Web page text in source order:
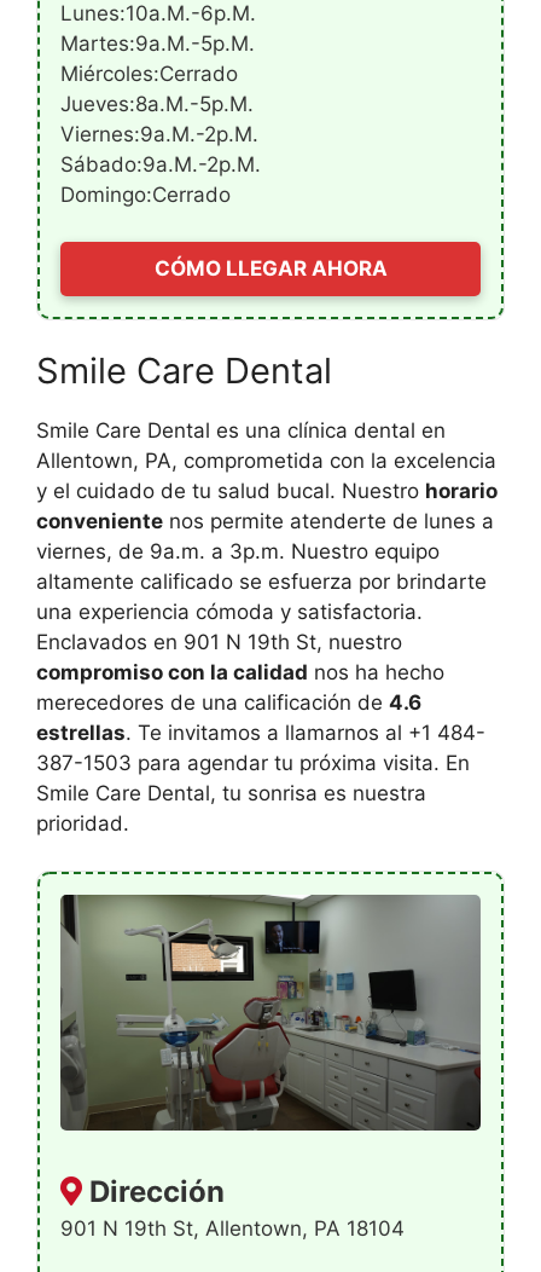
Lunes:10a.m.-6p.m.
Martes:9a.m.-5p.m.
Miércoles:Cerrado
Jueves:8a.m.-5p.m.
Viernes:9a.m.-2p.m.
Sábado:9a.m.-2p.m.
Domingo:Cerrado
CÓMO LLEGAR AHORA
Smile Care Dental
Smile Care Dental es una clínica dental en
Allentown, PA, comprometida con la excelencia
y el cuidado de tu salud bucal. Nuestro horario
conveniente nos permite atenderte de lunes a
viernes, de 9a.m. a 3p.m. Nuestro equipo
altamente calificado se esfuerza por brindarte
una experiencia cómoda y satisfactoria.
Enclavados en 901 N 19th St, nuestro
compromiso con la calidad nos ha hecho
merecedores de una calificación de 4.6
estrellas. Te invitamos a llamarnos al +1 484-
387-1503 para agendar tu próxima visita. En
Smile Care Dental, tu sonrisa es nuestra
prioridad.
Dirección
901 N 19th St, Allentown, PA 18104